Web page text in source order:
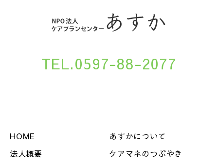
TEL.0597-88-2077
HOME
あすかについて
法人概要
ケアマネのつぶやき